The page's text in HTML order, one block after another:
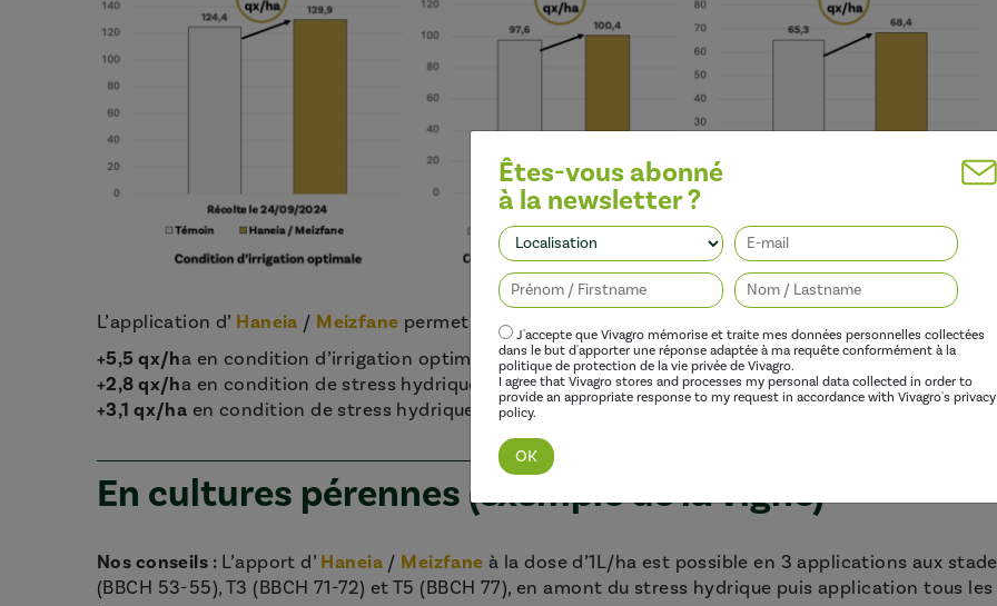
L’application d’ Haneia / Meizfane permet d’améliorer le rendement de :
+5,5 qx/ha en condition d’irrigation optimale,
+2,8 qx/ha en condition de stress hydrique modéré
+3,1 qx/ha en condition de stress hydrique fort
En cultures pérennes (exemple de la vigne)
Nos conseils :L’apport d’ Haneia / Meizfane à la dose d’1L/ha est possible en 3 applications aux
(BBCH 53-55), T3 (BBCH 71-72) et T5 (BBCH 77), en amont du stress hydrique puis application tous les
Êtes-vous abonné
à la newsletter ?
J'accepte que Vivagro mémorise et traite mes données personnelles collectées
dans le but d'apporter une réponse adaptée à ma requête conformément à la
politique de protection de la vie privée de Vivagro.
I agree that Vivagro stores and processes my personal data collected in order to
provide an appropriate response to my request in accordance with Vivagro's privacy
policy.